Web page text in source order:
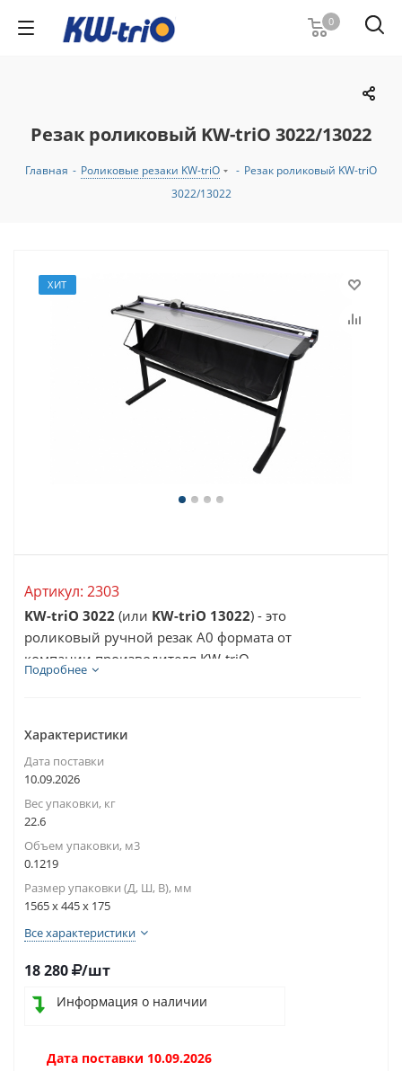
0
Резак роликовый KW-triO 3022/13022
Главная - Роликовые резаки KW-triO - Резак роликовый KW-triO
3022/13022
ХИТ
Артикул: 2303
KW-triO 3022 (или KW-triO 13022) - это
роликовый ручной резак А0 формата от
компании производителя KW-triO.
Профессиональная линейка ручных...
Подробнее
Характеристики
Дата поставки
10.09.2026
Вес упаковки, кг
22.6
Объем упаковки, м3
0.1219
Размер упаковки (Д, Ш, В), мм
1565 x 445 x 175
Все характеристики
18 280 /шт
Информация о наличии
Дата поставки 10.09.2026